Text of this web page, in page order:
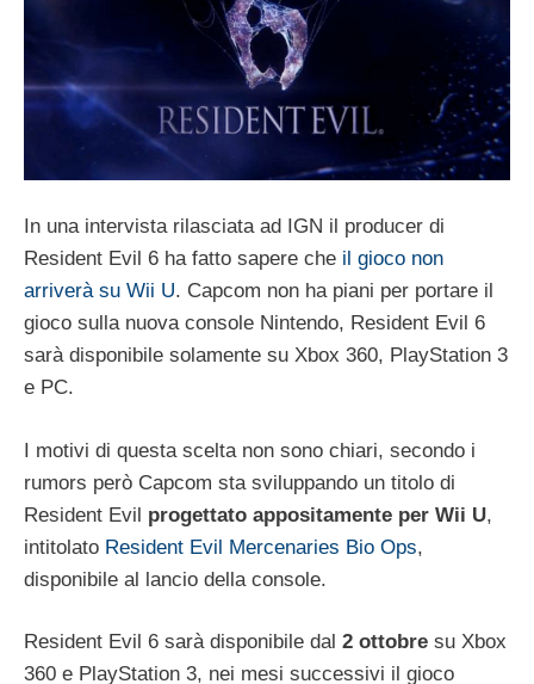
In una intervista rilasciata ad IGN il producer di
Resident Evil 6 ha fatto sapere che il gioco non
arriverà su Wii U. Capcom non ha piani per portare il
gioco sulla nuova console Nintendo, Resident Evil 6
sarà disponibile solamente su Xbox 360, PlayStation 3
e PC.
I motivi di questa scelta non sono chiari, secondo i
rumors però Capcom sta sviluppando un titolo di
Resident Evil progettato appositamente per Wii U,
intitolato Resident Evil Mercenaries Bio Ops,
disponibile al lancio della console.
Resident Evil 6 sarà disponibile dal 2 ottobre su Xbox
360 e PlayStation 3, nei mesi successivi il gioco